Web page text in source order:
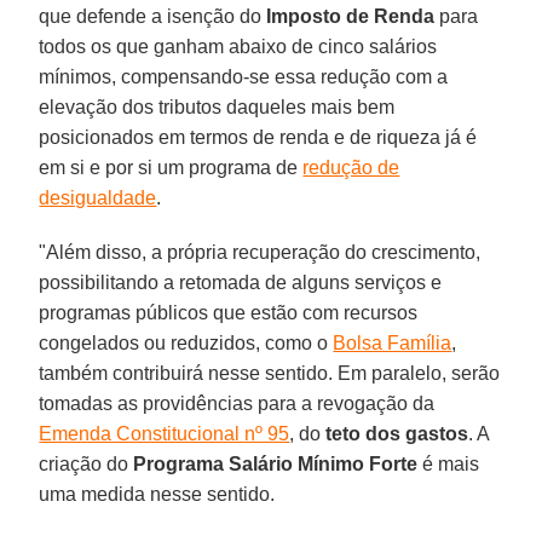
que defende a isenção do Imposto de Renda para
todos os que ganham abaixo de cinco salários
mínimos, compensando-se essa redução com a
elevação dos tributos daqueles mais bem
posicionados em termos de renda e de riqueza já é
em si e por si um programa de redução de
desigualdade.
"Além disso, a própria recuperação do crescimento,
possibilitando a retomada de alguns serviços e
programas públicos que estão com recursos
congelados ou reduzidos, como o Bolsa Família,
também contribuirá nesse sentido. Em paralelo, serão
tomadas as providências para a revogação da
Emenda Constitucional nº 95, doteto dos gastos. A
criação do Programa Salário Mínimo Forte é mais
uma medida nesse sentido.